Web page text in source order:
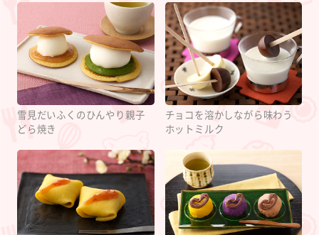
雪見だいふくのひんやり親子
どら焼き
チョコを溶かしながら味わう
ホットミルク